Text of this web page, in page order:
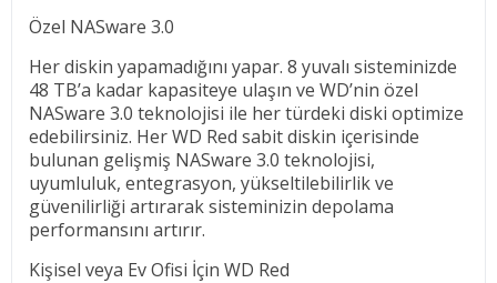
Özel NASware 3.0
Her diskin yapamadığını yapar. 8 yuvalı sisteminizde
48 TB’a kadar kapasiteye ulaşın ve WD’nin özel
NASware 3.0 teknolojisi ile her türdeki diski optimize
edebilirsiniz. Her WD Red sabit diskin içerisinde
bulunan gelişmiş NASware 3.0 teknolojisi,
uyumluluk, entegrasyon, yükseltilebilirlik ve
güvenilirliği artırarak sisteminizin depolama
performansını artırır.
Kişisel veya Ev Ofisi İçin WD Red